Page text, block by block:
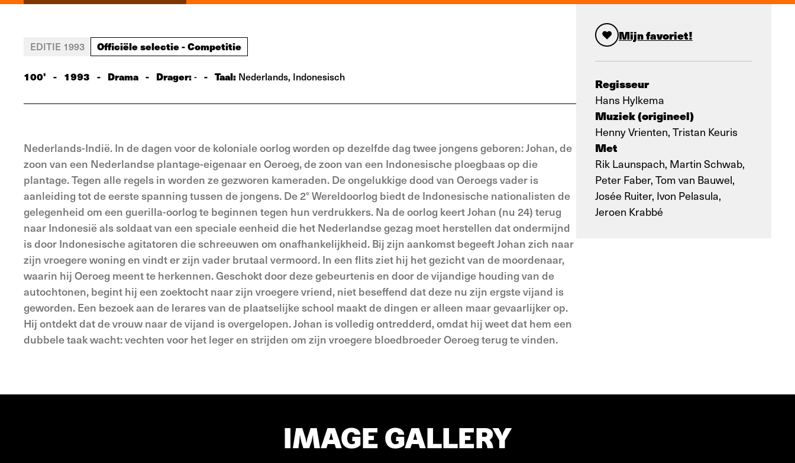
Mijn favoriet!
Regisseur
Hans Hylkema
Muziek (origineel)
Henny Vrienten, Tristan Keuris
Met
Rik Launspach, Martin Schwab,
Peter Faber, Tom van Bauwel,
Josée Ruiter, Ivon Pelasula,
Jeroen Krabbé
EDITIE 1993 Officiële selectie - Competitie
100' - 1993 - Drama - Drager:- - Taal: Nederlands, Indonesisch
Nederlands-Indië. In de dagen voor de koloniale oorlog worden op dezelfde dag twee jongens geboren: Johan, de
zoon van een Nederlandse plantage-eigenaar en Oeroeg, de zoon van een Indonesische ploegbaas op die
plantage. Tegen alle regels in worden ze gezworen kameraden. De ongelukkige dood van Oeroegs vader is
aanleiding tot de eerste spanning tussen de jongens. De 2° Wereldoorlog biedt de Indonesische nationalisten de
gelegenheid om een guerilla-oorlog te beginnen tegen hun verdrukkers. Na de oorlog keert Johan (nu 24) terug
naar Indonesië als soldaat van een speciale eenheid die het Nederlandse gezag moet herstellen dat ondermijnd
is door Indonesische agita­toren die schreeuwen om onafhankelijk­heid. Bij zijn aankomst begeeft Johan zich naar
zijn vroegere woning en vindt er zijn vader brutaal vermoord. In een flits ziet hij het gezicht van de moordenaar,
waarin hij Oeroeg meent te herkennen. Geschokt door deze gebeurtenis en door de vijan­dige houding van de
autochtonen, begint hij een zoektocht naar zijn vroegere vriend, niet beseffend dat deze nu zijn ergste vijand is
geworden. Een bezoek aan de lerares van de plaatselijke school maakt de dingen er alleen maar gevaarlijker op.
Hij ontdekt dat de vrouw naar de vijand is overgelopen. Johan is volledig ontred­derd, omdat hij weet dat hem een
dubbele taak wacht: vechten voor het leger en strijden om zijn vroegere bloedbroeder Oeroeg terug te vinden.
IMAGE GALLERY